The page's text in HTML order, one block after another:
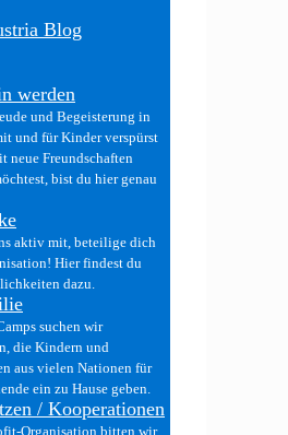
Blog
werden
und Begeisterung in
und für Kinder verspürst
neue Freundschaften
bist du hier genau
aktiv mit, beteilige dich
Hier findest du
dazu.
suchen wir
die Kindern und
aus vielen Nationen für
ein zu Hause geben.
/ Kooperationen
Organisation bitten wir